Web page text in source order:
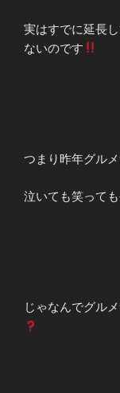
実はすでに延長
ないのです
つまり昨年グル
泣いても笑って
じゃなんでグル